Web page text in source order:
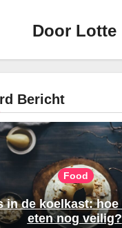
Door Lotte
Bericht
Food
in de koelkast:
eten nog veilig?